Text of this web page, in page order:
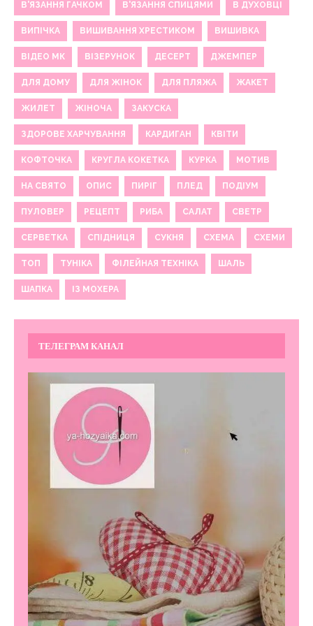
В'ЯЗАННЯ ГАЧКОМ В'ЯЗАННЯ СПИЦЯМИ В ДУХОВЦІ
ВИПІЧКА ВИШИВАННЯ ХРЕСТИКОМ ВИШИВКА
ВІДЕО МК ВІЗЕРУНОК ДЕСЕРТ ДЖЕМПЕР
ДЛЯ ДОМУ ДЛЯ ЖІНОК ДЛЯ ПЛЯЖА ЖАКЕТ
ЖИЛЕТ ЖІНОЧА ЗАКУСКА
ЗДОРОВЕ ХАРЧУВАННЯ КАРДИГАН КВІТИ
КОФТОЧКА КРУГЛА КОКЕТКА КУРКА МОТИВ
НА СВЯТО ОПИС ПИРІГ ПЛЕД ПОДІУМ
ПУЛОВЕР РЕЦЕПТ РИБА САЛАТ СВЕТР
СЕРВЕТКА СПІДНИЦЯ СУКНЯ СХЕМА СХЕМИ
ТОП ТУНІКА ФІЛЕЙНАЯ ТЕХНІКА ШАЛЬ
ШАПКА ІЗ МОХЕРА
ТЕЛЕГРАМ КАНАЛ